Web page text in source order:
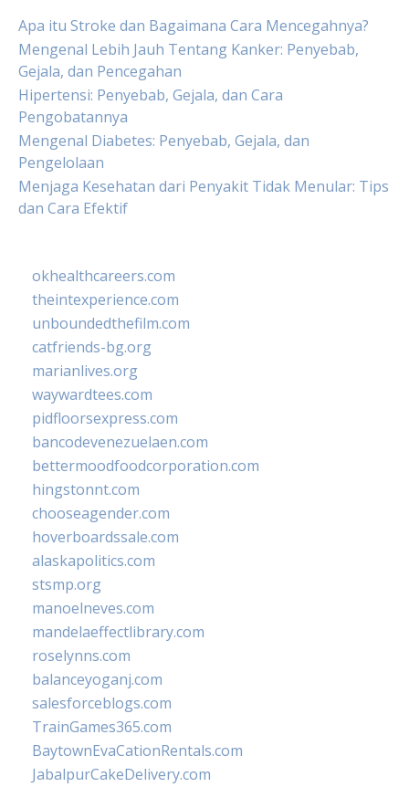
Apa itu Stroke dan Bagaimana Cara Mencegahnya?
Mengenal Lebih Jauh Tentang Kanker: Penyebab,
Gejala, dan Pencegahan
Hipertensi: Penyebab, Gejala, dan Cara
Pengobatannya
Mengenal Diabetes: Penyebab, Gejala, dan
Pengelolaan
Menjaga Kesehatan dari Penyakit Tidak Menular: Tips
dan Cara Efektif
okhealthcareers.com
theintexperience.com
unboundedthefilm.com
catfriends-bg.org
marianlives.org
waywardtees.com
pidfloorsexpress.com
bancodevenezuelaen.com
bettermoodfoodcorporation.com
hingstonnt.com
chooseagender.com
hoverboardssale.com
alaskapolitics.com
stsmp.org
manoelneves.com
mandelaeffectlibrary.com
roselynns.com
balanceyoganj.com
salesforceblogs.com
TrainGames365.com
BaytownEvaCationRentals.com
JabalpurCakeDelivery.com